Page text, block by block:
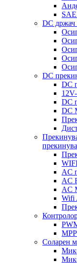
SAE
DC држач
DC
DC
DC
DC
AC
AC
AC
Wifi
Соларен